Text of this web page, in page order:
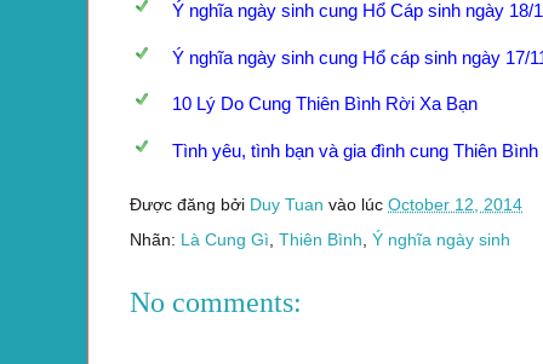
Ý nghĩa ngày sinh cung Hổ Cáp sinh ngày 18/
Ý nghĩa ngày sinh cung Hổ cáp sinh ngày 17/
10 Lý Do Cung Thiên Bình Rời Xa Bạn
Tình yêu, tình bạn và gia đình cung Thiên Bình
Được đăng bởi Duy Tuan vào lúc October 12, 2014
Nhãn: Là Cung Gì, Thiên Bình, Ý nghĩa ngày sinh
No comments: